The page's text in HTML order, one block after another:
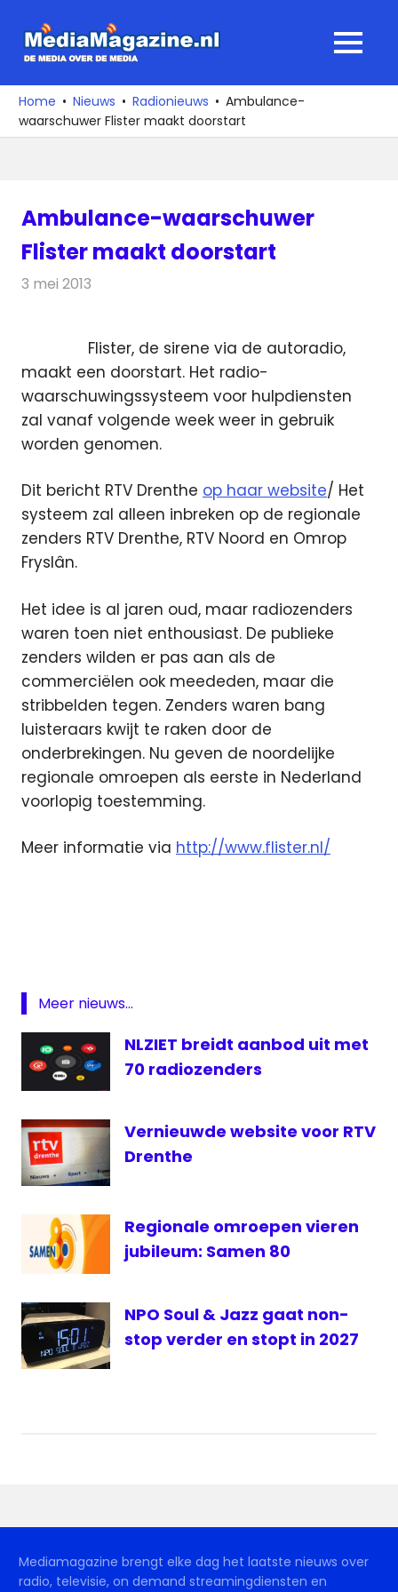
naar
media
over
de
MENU
Home Nieuws Radionieuws
Ambulance-
waarschuwer Flister maakt doorstart
Ambulance-waarschuwer
Flister maakt doorstart
3 mei 2013
Flister, de sirene via de autoradio,
maakt een doorstart. Het radio-
waarschuwingssysteem voor hulpdiensten
zal vanaf volgende week weer in gebruik
worden genomen.
Dit bericht RTV Drenthe op haar website/ Het
systeem zal alleen inbreken op de regionale
zenders RTV Drenthe, RTV Noord en Omrop
Fryslân.
Het idee is al jaren oud, maar radiozenders
waren toen niet enthousiast. De publieke
zenders wilden er pas aan als de
commerciëlen ook meededen, maar die
stribbelden tegen. Zenders waren bang
luisteraars kwijt te raken door de
onderbrekingen. Nu geven de noordelijke
regionale omroepen als eerste in Nederland
voorlopig toestemming.
Meer informatie via http://www.flister.nl/
Fryslan
Radio
Noord
Drenthe
Meer nieuws...
NLZIET breidt aanbod uit met
70 radiozenders
Vernieuwde website voor RTV
Drenthe
Regionale omroepen vieren
jubileum: Samen 80
NPO Soul & Jazz gaat non-
stop verder en stopt in 2027
Mediamagazine brengt elke dag het laatste nieuws over
radio, televisie, on demand streamingdiensten en